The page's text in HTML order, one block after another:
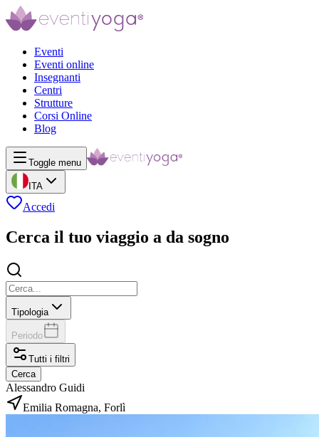
Eventi
Eventi online
Insegnanti
Centri
Strutture
Corsi Online
Blog
Toggle menu
ITA
Accedi
Cerca il tuo viaggio a da sogno
Tipologia
Periodo
Tutti i filtri
Cerca
Alessandro Guidi
Emilia Romagna, Forlì